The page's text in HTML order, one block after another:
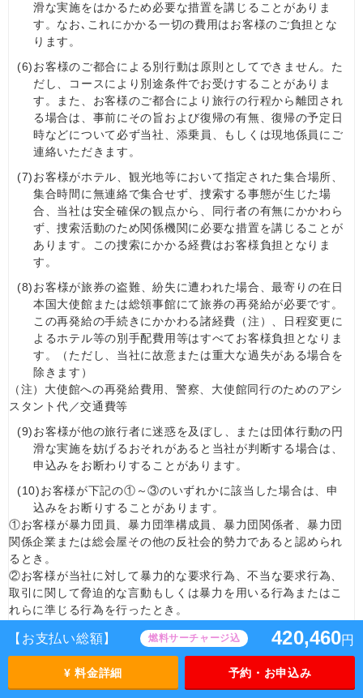
【お支払い総額】 燃料サーチャージ込 420,460円
¥ 料金詳細 予約・お申込み
滑な実施をはかるため必要な措置を講じることがありま
す。なお､これにかかる一切の費用はお客様のご負担とな
ります。
(6)お客様のご都合による別行動は原則としてできません。た
だし、コースにより別途条件でお受けすることがありま
す。また、お客様のご都合により旅行の行程から離団され
る場合は、事前にその旨および復帰の有無、復帰の予定日
時などについて必ず当社、添乗員、もしくは現地係員にご
連絡いただきます。
(7)お客様がホテル、観光地等において指定された集合場所、
集合時間に無連絡で集合せず、捜索する事態が生じた場
合、当社は安全確保の観点から、同行者の有無にかかわら
ず、捜索活動のため関係機関に必要な措置を講じることが
あります。この捜索にかかる経費はお客様負担となりま
す。
(8)お客様が旅券の盗難、紛失に遭われた場合、最寄りの在日
本国大使館または総領事館にて旅券の再発給が必要です。
この再発給の手続きにかかわる諸経費（注）、日程変更に
よるホテル等の別手配費用等はすべてお客様負担となりま
す。（ただし、当社に故意または重大な過失がある場合を
除きます）
（注）大使館への再発給費用、警察、大使館同行のためのアシ
スタント代／交通費等
(9)お客様が他の旅行者に迷惑を及ぼし、または団体行動の円
滑な実施を妨げるおそれがあると当社が判断する場合は、
申込みをお断わりすることがあります。
(10)お客様が下記の①～③のいずれかに該当した場合は、申
込みをお断りすることがあります。
①お客様が暴力団員、暴力団準構成員、暴力団関係者、暴力団
関係企業または総会屋その他の反社会的勢力であると認められ
るとき。
②お客様が当社に対して暴力的な要求行為、不当な要求行為、
取引に関して脅迫的な言動もしくは暴力を用いる行為またはこ
れらに準じる行為を行ったとき。
社の信用を毀損する行為、当社の業務を妨害する行為またはこ
れらに準じる行為を行ったとき。
(11)キャンセル待ちの取扱いについての特約